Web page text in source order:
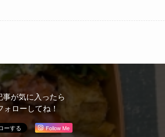
事が気に入ったら
ローしてね！
Follow Me